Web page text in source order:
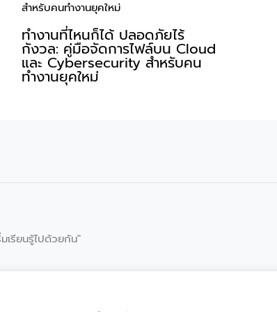
ทำงานที่ไหนก็ได้ ปลอดภัยไร้
กังวล: คู่มือจัดการไฟล์บน Cloud
และ Cybersecurity สำหรับคน
ทำงานยุคใหม่
มเรียนรู้ไปด้วยกัน"